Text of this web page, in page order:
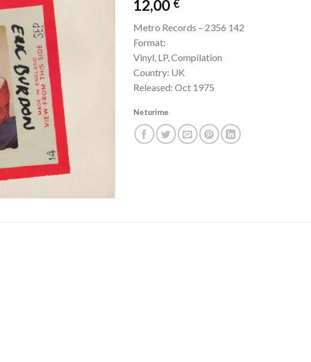
12,00 €
Metro Records – 2356 142
Format:
Vinyl, LP, Compilation
Country: UK
Released: Oct 1975
Neturime